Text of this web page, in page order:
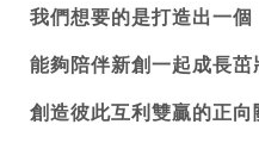
我們想要的是打造出一個
能夠陪伴新創一起成長茁
創造彼此互利雙贏的正向